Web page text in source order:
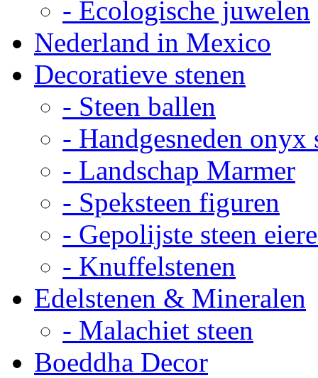
- Ecologische juwelen
Nederland in Mexico
Decoratieve stenen
- Steen ballen
- Handgesneden onyx
- Landschap Marmer
- Speksteen figuren
- Gepolijste steen
- Knuffelstenen
Edelstenen & Mineralen
- Malachiet steen
Boeddha Decor